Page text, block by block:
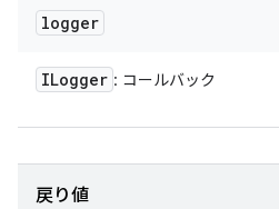
logger
ILogger : コールバック
戻り値